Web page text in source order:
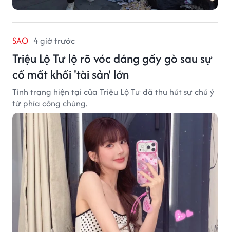
SAO 4 giờ trước
Triệu Lộ Tư lộ rõ vóc dáng gầy gò sau sự
cố mất khối 'tài sản' lớn
Tình trạng hiện tại của Triệu Lộ Tư đã thu hút sự chú ý
từ phía công chúng.